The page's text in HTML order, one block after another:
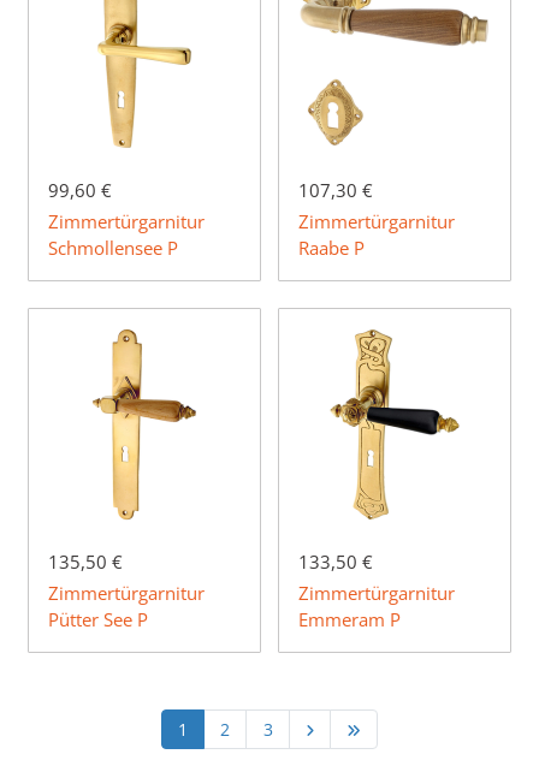
99,60 €
Zimmertürgarnitur
Schmollensee P
107,30 €
Zimmertürgarnitur
Raabe P
135,50 €
Zimmertürgarnitur
Pütter See P
133,50 €
Zimmertürgarnitur
Emmeram P
1 2 3